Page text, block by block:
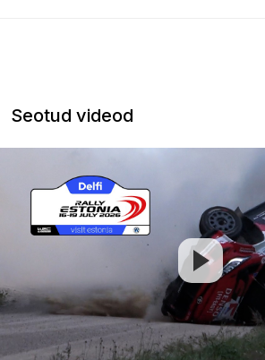
Seotud videod